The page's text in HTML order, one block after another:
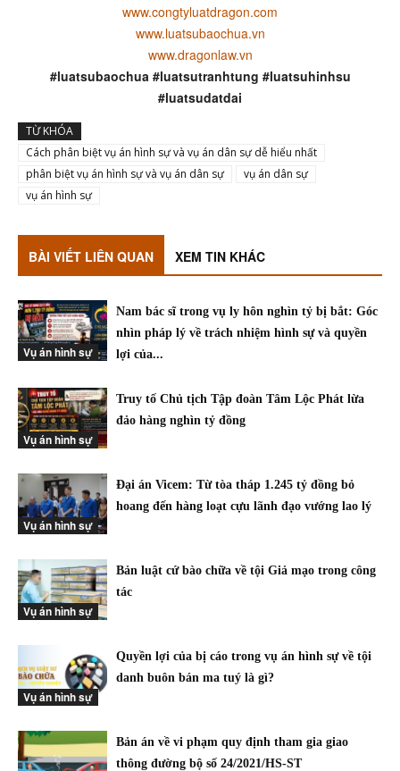
www.congtyluatdragon.com
www.luatsubaochua.vn
www.dragonlaw.vn
#luatsubaochua #luatsutranhtung #luatsuhinhsu
#luatsudatdai
TỪ KHÓA
Cách phân biệt vụ án hình sự và vụ án dân sự dễ hiểu nhất
phân biệt vụ án hình sự và vụ án dân sự
vụ án dân sự
vụ án hình sự
BÀI VIẾT LIÊN QUAN XEM TIN KHÁC
Vụ án hình sự
Nam bác sĩ trong vụ ly hôn nghìn tỷ bị bắt: Góc
nhìn pháp lý về trách nhiệm hình sự và quyền
lợi của...
Vụ án hình sự
Truy tố Chủ tịch Tập đoàn Tâm Lộc Phát lừa
đảo hàng nghìn tỷ đồng
Vụ án hình sự
Đại án Vicem: Từ tòa tháp 1.245 tỷ đồng bỏ
hoang đến hàng loạt cựu lãnh đạo vướng lao lý
Vụ án hình sự
Bản luật cứ bào chữa về tội Giả mạo trong công
tác
Vụ án hình sự
Quyền lợi của bị cáo trong vụ án hình sự về tội
danh buôn bán ma tuý là gì?
Bản án về vi phạm quy định tham gia giao
thông đường bộ số 24/2021/HS-ST